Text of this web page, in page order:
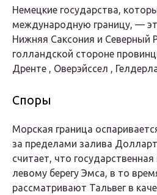
Немецкие государства,
международную границу, —
Нижняя Саксония и Северный
голландской стороне
Дренте , Оверэйссел ,
Споры
Морская граница
за пределами залива
считает, что
левому берегу Эмса, в то
рассматривают Тальвег в